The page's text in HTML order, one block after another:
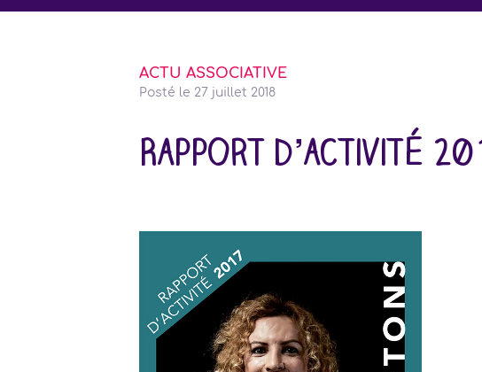
ACTU ASSOCIATIVE
Posté le 27 juillet 2018
Rapport d’activité